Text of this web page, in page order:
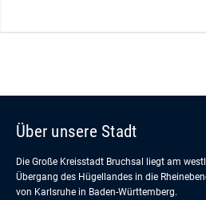
Über unsere Stadt
Die Große Kreisstadt Bruchsal liegt am
Übergang des Hügellandes in die
von Karlsruhe in Baden-Württemberg.